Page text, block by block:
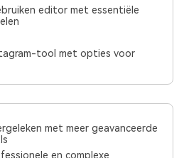
editor met essentiële
tool met opties voor
met meer geavanceerde
en complexe